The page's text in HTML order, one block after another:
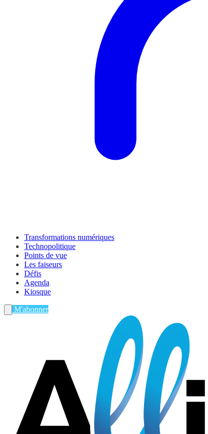
Transformations numériques
Technopolitique
Points de vue
Les faiseurs
Défis
Agenda
Kiosque
M'abonner